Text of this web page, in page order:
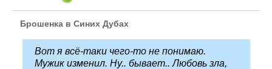
Брошенка в Синих Дубах
Вот я всё-таки чего-то не понимаю.
Мужик изменил. Ну.. бывает.. Любовь зла,